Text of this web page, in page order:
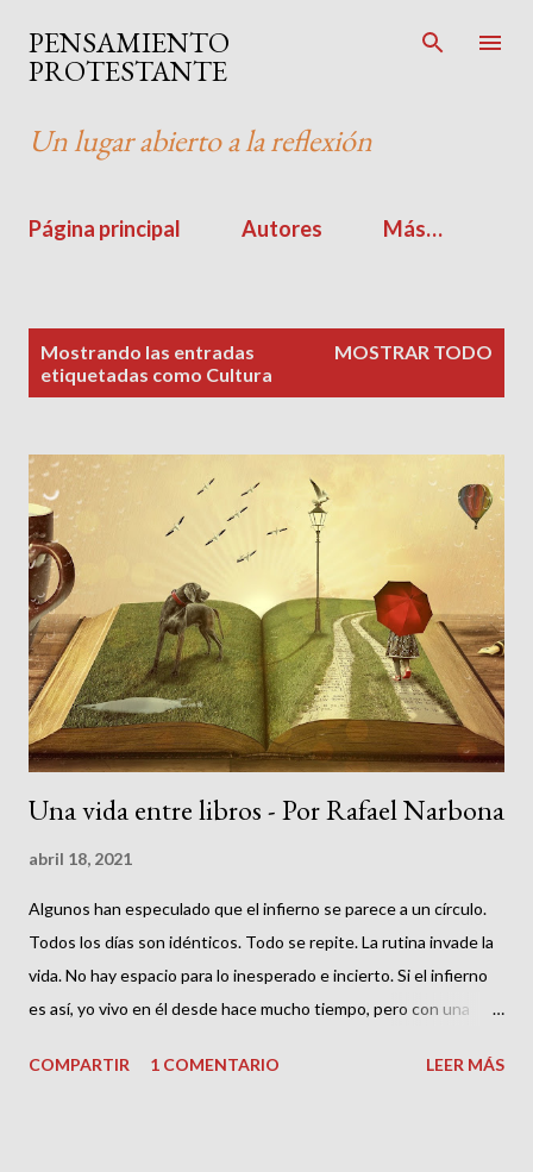
Ir al contenido principal
PENSAMIENTO
PROTESTANTE
Un lugar abierto a la reflexión
Página principal Autores Más…
Mostrando las entradas
etiquetadas como Cultura
MOSTRAR TODO
Una vida entre libros - Por Rafael Narbona
abril 18, 2021
Algunos han especulado que el infierno se parece a un círculo.
Todos los días son idénticos. Todo se repite. La rutina invade la
vida. No hay espacio para lo inesperado e incierto. Si el infierno
es así, yo vivo en él desde hace mucho tiempo, pero con una
prisión, experimento un júbilo que se aviva con la perspectiva de
COMPARTIR 1 COMENTARIO LEER MÁS